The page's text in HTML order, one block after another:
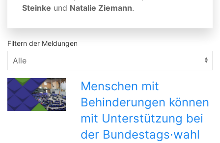
Steinke und Natalie Ziemann.
Filtern der Meldungen
Menschen mit
Behinderungen können
mit Unterstützung bei
der Bundestags·wahl